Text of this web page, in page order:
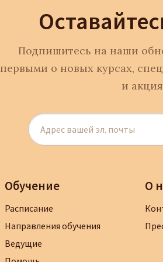
Подпишитесь на наши
первыми о новых курсах,
и
Обучение
Расписание
Направления обучения
Ведущие
О